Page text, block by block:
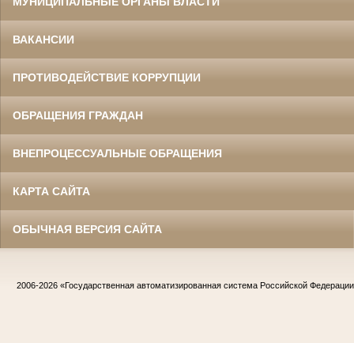
ВАКАНСИИ
ПРОТИВОДЕЙСТВИЕ КОРРУПЦИИ
ОБРАЩЕНИЯ ГРАЖДАН
ВНЕПРОЦЕССУАЛЬНЫЕ ОБРАЩЕНИЯ
КАРТА САЙТА
ОБЫЧНАЯ ВЕРСИЯ САЙТА
2006-2026 «Государственная автоматизированная система Российской